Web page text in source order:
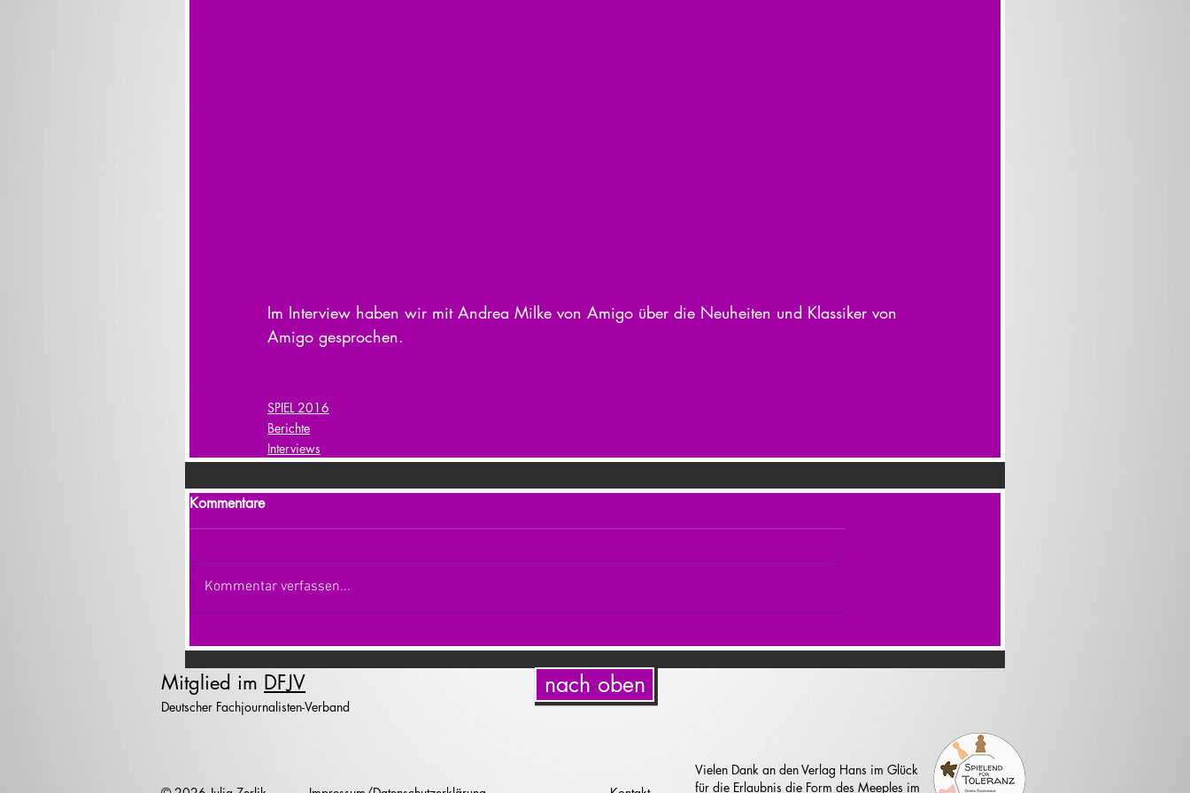
Im Interview haben wir mit Andrea Milke von Amigo über die Neuheiten und Klassiker von
Amigo gesprochen.
SPIEL 2016
Berichte
Interviews
Kommentare
Kommentar verfassen...
Mitglied im DFJV
Deutscher Fachjournalisten-Verband
nach oben
Vielen Dank an den Verlag Hans im Glück
für die Erlaubnis die Form des Meeples im